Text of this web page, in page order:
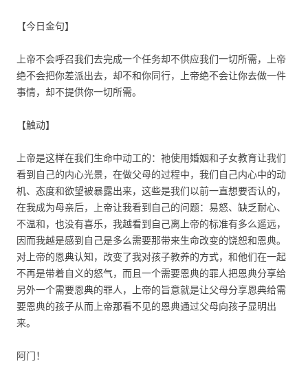
【今日金句】
上帝不会呼召我们去完成一个任务却不供应我们一切所需，上帝
绝不会把你差派出去，却不和你同行，上帝绝不会让你去做一件
事情，却不提供你一切所需。
【触动】
上帝是这样在我们生命中动工的：祂使用婚姻和子女教育让我们
看到自己的内心光景，在做父母的过程中，我们自己内心中的动
机、态度和欲望被暴露出来，这些是我们以前一直想要否认的，
在我成为母亲后，上帝让我看到自己的问题：易怒、缺乏耐心、
不温和，也没有喜乐，我越看到自己离上帝的标准有多么遥远，
因而我越是感到自己是多么需要那带来生命改变的饶恕和恩典。
对上帝的恩典认知，改变了我对孩子教养的方式，和他们在一起
不再是带着自义的怒气，而且一个需要恩典的罪人把恩典分享给
另外一个需要恩典的罪人，上帝的旨意就是让父母分享恩典给需
要恩典的孩子从而上帝那看不见的恩典通过父母向孩子显明出
来。
阿门！